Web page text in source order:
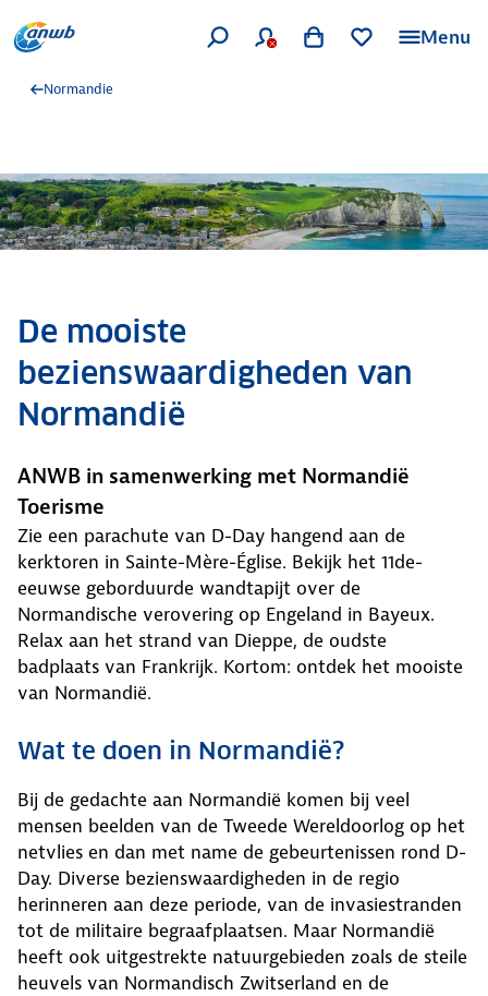
Menu
Normandie
De mooiste
bezienswaardigheden van
Normandië
ANWB in samenwerking met Normandië
Toerisme
Zie een parachute van D-Day hangend aan de
kerktoren in Sainte-Mère-Église. Bekijk het 11de-
eeuwse geborduurde wandtapijt over de
Normandische verovering op Engeland in Bayeux.
Relax aan het strand van Dieppe, de oudste
badplaats van Frankrijk. Kortom: ontdek het mooiste
van Normandië.
Wat te doen in Normandië?
Bij de gedachte aan Normandië komen bij veel
mensen beelden van de Tweede Wereldoorlog op het
netvlies en dan met name de gebeurtenissen rond D-
Day. Diverse bezienswaardigheden in de regio
herinneren aan deze periode, van de invasiestranden
tot de militaire begraafplaatsen. Maar Normandië
heeft ook uitgestrekte natuurgebieden zoals de steile
heuvels van Normandisch Zwitserland en de